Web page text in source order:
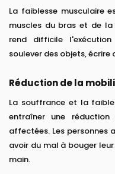
La faiblesse musculaire
muscles du bras et de
rend difficile
soulever des objets, écrire
Réduction de la
La souffrance et la
entraîner une
affectées. Les
avoir du mal à bouger
main.